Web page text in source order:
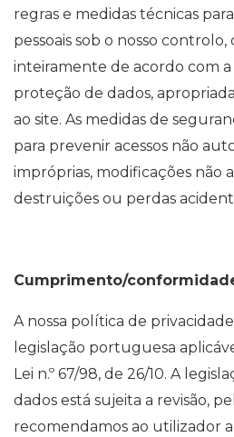
regras e medidas técnicas
pessoais sob o nosso controlo,
inteiramente de acordo com a
proteção de dados,
ao site. As medidas de
para prevenir acessos não
impróprias, modificações não
destruições ou perdas
Cumprimento/
A nossa política de
legislação portuguesa
Lei n.º 67/98, de 26/10. A
dados está sujeita a revisão,
recomendamos ao utilizador